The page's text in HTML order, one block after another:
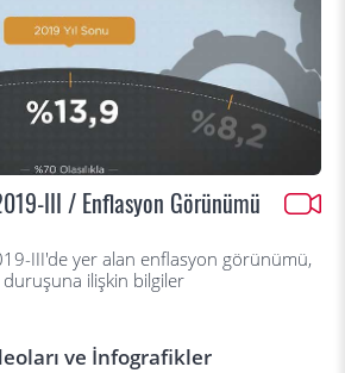
III / Enflasyon Görünümü
III'de yer alan enflasyon görünümü,
ilişkin bilgiler
ve İnfografikler